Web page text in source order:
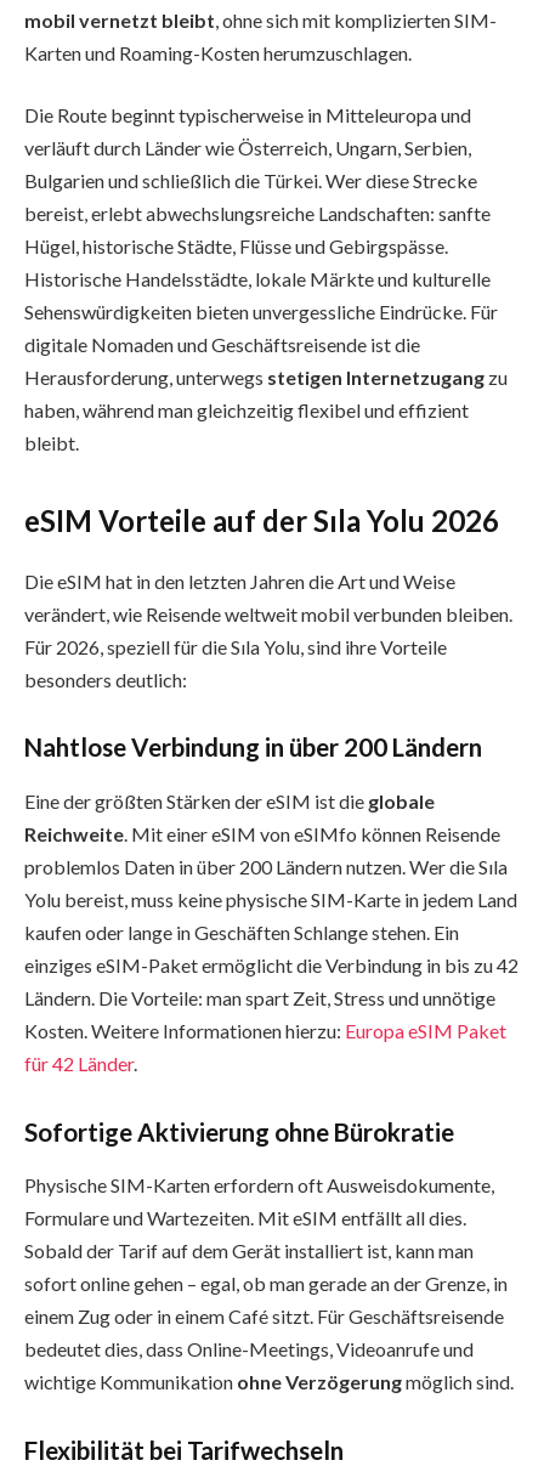
mobil vernetzt bleibt , ohne sich mit komplizierten SIM-
Karten und Roaming-Kosten herumzuschlagen.
Die Route beginnt typischerweise in Mitteleuropa und
verläuft durch Länder wie Österreich, Ungarn, Serbien,
Bulgarien und schließlich die Türkei. Wer diese Strecke
bereist, erlebt abwechslungsreiche Landschaften: sanfte
Hügel, historische Städte, Flüsse und Gebirgspässe.
Historische Handelsstädte, lokale Märkte und kulturelle
Sehenswürdigkeiten bieten unvergessliche Eindrücke. Für
digitale Nomaden und Geschäftsreisende ist die
Herausforderung, unterwegs stetigen Internetzugang zu
haben, während man gleichzeitig flexibel und effizient
bleibt.
eSIM Vorteile auf der Sıla Yolu 2026
Die eSIM hat in den letzten Jahren die Art und Weise
verändert, wie Reisende weltweit mobil verbunden bleiben.
Für 2026, speziell für die Sıla Yolu, sind ihre Vorteile
besonders deutlich:
Nahtlose Verbindung in über 200 Ländern
Eine der größten Stärken der eSIM ist die globale
Reichweite. Mit einer eSIM von eSIMfo können Reisende
problemlos Daten in über 200 Ländern nutzen. Wer die Sıla
Yolu bereist, muss keine physische SIM-Karte in jedem Land
kaufen oder lange in Geschäften Schlange stehen. Ein
einziges eSIM-Paket ermöglicht die Verbindung in bis zu 42
Ländern. Die Vorteile: man spart Zeit, Stress und unnötige
Kosten. Weitere Informationen hierzu: Europa eSIM Paket
für 42 Länder.
Sofortige Aktivierung ohne Bürokratie
Physische SIM-Karten erfordern oft Ausweisdokumente,
Formulare und Wartezeiten. Mit eSIM entfällt all dies.
Sobald der Tarif auf dem Gerät installiert ist, kann man
sofort online gehen – egal, ob man gerade an der Grenze, in
einem Zug oder in einem Café sitzt. Für Geschäftsreisende
bedeutet dies, dass Online-Meetings, Videoanrufe und
wichtige Kommunikation ohne Verzögerungmöglich sind.
Flexibilität bei Tarifwechseln